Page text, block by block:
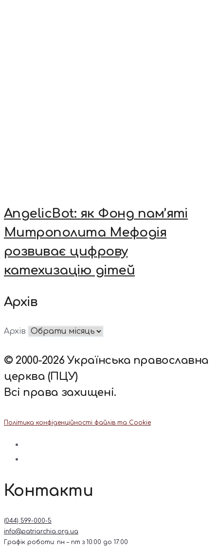
AngelicBot: як Фонд пам’яті
Митрополита Мефодія
розвиває цифрову
катехизацію дітей
Архів
Архів
© 2000-2026 Українська православна
церква (ПЦУ)
Всі права захищені.
Політика конфіденційності файлів та Cookie
Контакти
(044) 599-000-5
info@patriarchia.org.ua
Графік роботи: пн – пт з 10:00 до 17:00